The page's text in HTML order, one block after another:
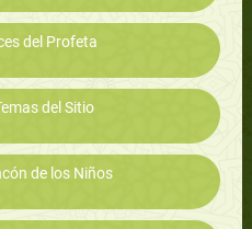
del Profeta
del Sitio
de los Niños